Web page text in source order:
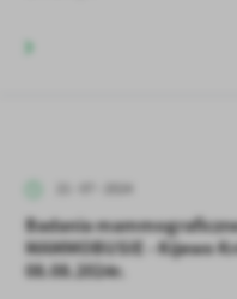
Badania
MAMMOBUSIE - Kijewo
08.08.2024r.